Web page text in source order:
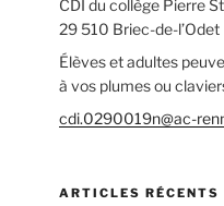
CDI du collège Pierre
29 510 Briec-de-l’Odet
Élèves et adultes
à vos plumes ou
cdi.0290019n@ac-
ARTICLES RÉCENTS